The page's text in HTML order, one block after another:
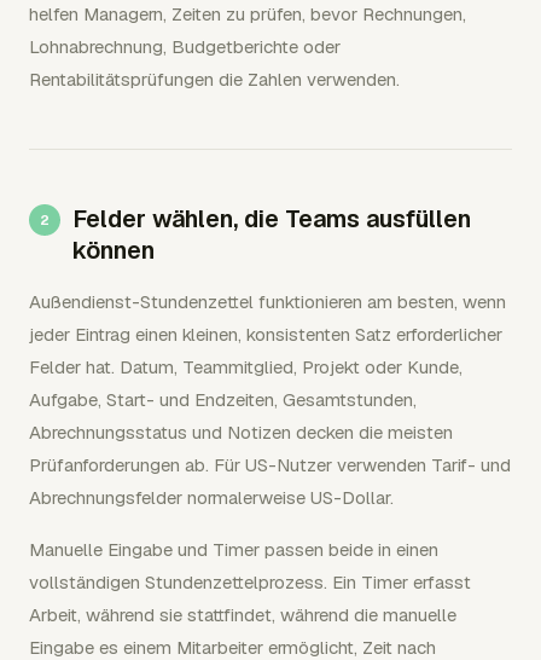
helfen Managern, Zeiten zu prüfen, bevor Rechnungen,
Lohnabrechnung, Budgetberichte oder
Rentabilitätsprüfungen die Zahlen verwenden.
Felder wählen, die Teams ausfüllen
können
Außendienst-Stundenzettel funktionieren am besten, wenn
jeder Eintrag einen kleinen, konsistenten Satz erforderlicher
Felder hat. Datum, Teammitglied, Projekt oder Kunde,
Aufgabe, Start- und Endzeiten, Gesamtstunden,
Abrechnungsstatus und Notizen decken die meisten
Prüfanforderungen ab. Für US-Nutzer verwenden Tarif- und
Abrechnungsfelder normalerweise US-Dollar.
Manuelle Eingabe und Timer passen beide in einen
vollständigen Stundenzettelprozess. Ein Timer erfasst
Arbeit, während sie stattfindet, während die manuelle
Eingabe es einem Mitarbeiter ermöglicht, Zeit nach